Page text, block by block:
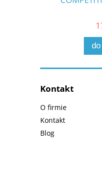
Kontakt
O firmie
Kontakt
Blog